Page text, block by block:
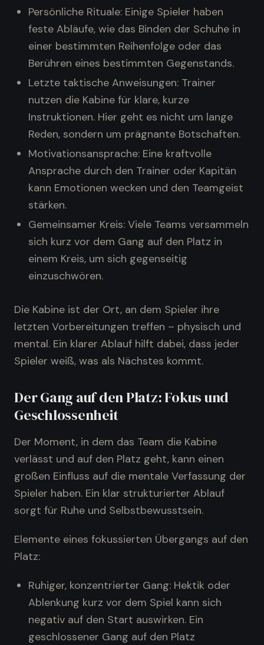
Persönliche Rituale: Einige Spieler haben
feste Abläufe, wie das Binden der Schuhe in
einer bestimmten Reihenfolge oder das
Berühren eines bestimmten Gegenstands.
Letzte taktische Anweisungen: Trainer
nutzen die Kabine für klare, kurze
Instruktionen. Hier geht es nicht um lange
Reden, sondern um prägnante Botschaften.
Motivationsansprache: Eine kraftvolle
Ansprache durch den Trainer oder Kapitän
kann Emotionen wecken und den Teamgeist
stärken.
Gemeinsamer Kreis: Viele Teams versammeln
sich kurz vor dem Gang auf den Platz in
einem Kreis, um sich gegenseitig
einzuschwören.
Die Kabine ist der Ort, an dem Spieler ihre
letzten Vorbereitungen treffen – physisch und
mental. Ein klarer Ablauf hilft dabei, dass jeder
Spieler weiß, was als Nächstes kommt.
Der Gang auf den Platz: Fokus und
Geschlossenheit
Der Moment, in dem das Team die Kabine
verlässt und auf den Platz geht, kann einen
großen Einfluss auf die mentale Verfassung der
Spieler haben. Ein klar strukturierter Ablauf
sorgt für Ruhe und Selbstbewusstsein.
Elemente eines fokussierten Übergangs auf den
Platz:
Ruhiger, konzentrierter Gang: Hektik oder
Ablenkung kurz vor dem Spiel kann sich
negativ auf den Start auswirken. Ein
geschlossener Gang auf den Platz